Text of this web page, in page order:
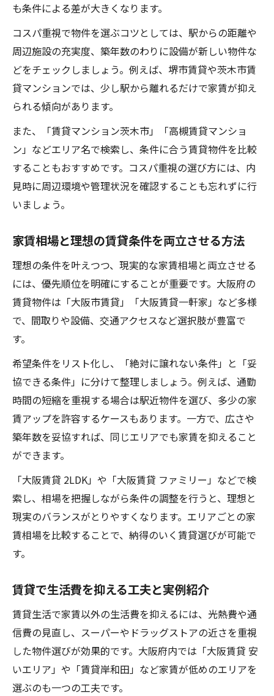
も条件による差が大きくなります。
コスパ重視で物件を選ぶコツとしては、駅からの距離や
周辺施設の充実度、築年数のわりに設備が新しい物件な
どをチェックしましょう。例えば、堺市賃貸や茨木市賃
貸マンションでは、少し駅から離れるだけで家賃が抑え
られる傾向があります。
また、「賃貸マンション茨木市」「高槻賃貸マンショ
ン」などエリア名で検索し、条件に合う賃貸物件を比較
することもおすすめです。コスパ重視の選び方には、内
見時に周辺環境や管理状況を確認することも忘れずに行
いましょう。
家賃相場と理想の賃貸条件を両立させる方法
理想の条件を叶えつつ、現実的な家賃相場と両立させる
には、優先順位を明確にすることが重要です。大阪府の
賃貸物件は「大阪市賃貸」「大阪賃貸一軒家」など多様
で、間取りや設備、交通アクセスなど選択肢が豊富で
す。
希望条件をリスト化し、「絶対に譲れない条件」と「妥
協できる条件」に分けて整理しましょう。例えば、通勤
時間の短縮を重視する場合は駅近物件を選び、多少の家
賃アップを許容するケースもあります。一方で、広さや
築年数を妥協すれば、同じエリアでも家賃を抑えること
ができます。
「大阪賃貸 2LDK」や「大阪賃貸 ファミリー」などで検
索し、相場を把握しながら条件の調整を行うと、理想と
現実のバランスがとりやすくなります。エリアごとの家
賃相場を比較することで、納得のいく賃貸選びが可能で
す。
賃貸で生活費を抑える工夫と実例紹介
賃貸生活で家賃以外の生活費を抑えるには、光熱費や通
信費の見直し、スーパーやドラッグストアの近さを重視
した物件選びが効果的です。大阪府内では「大阪賃貸 安
いエリア」や「賃貸岸和田」など家賃が低めのエリアを
選ぶのも一つの工夫です。